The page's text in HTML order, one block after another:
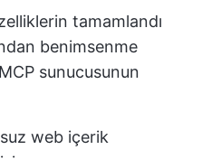
tamamlandı
benimsenme
sunucusunun
web içerik